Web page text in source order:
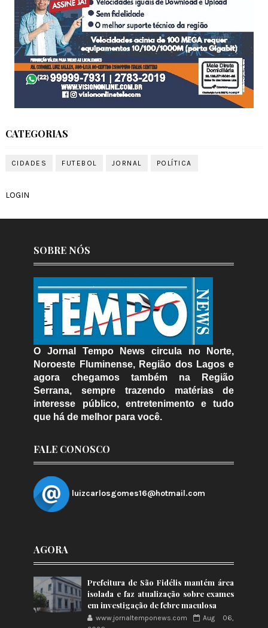
CATEGORIAS
CIDADES FUTEBOL JORNAL POLÍTICA
LOGIN
SOBRE NÓS
O Jornal Tempo News circula no Norte,
Noroeste Fluminense, Região dos Lagos e
agora chegamos também na Região
Serrana, sempre trazendo matérias de
interesse público, entretenimento e tudo
que há de melhor para você.
FALE CONOSCO
luizcarlosgomes16@hotmail.com
AGORA
Prefeitura de São Fidélis mantém área
isolada e faz atualização sobre exames
em investigação de febre maculosa
www.jornaltemponews.com
Aug 06,